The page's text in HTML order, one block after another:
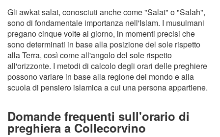
Gli awkat salat, conosciuti anche come "Salat" o "Salah",
sono di fondamentale importanza nell'Islam. I musulmani
pregano cinque volte al giorno, in momenti precisi che
sono determinati in base alla posizione del sole rispetto
alla Terra, così come all'angolo del sole rispetto
all'orizzonte. I metodi di calcolo degli orari delle preghiere
possono variare in base alla regione del mondo e alla
scuola di pensiero islamica a cui una persona appartiene.
Domande frequenti sull'orario di
preghiera a Collecorvino